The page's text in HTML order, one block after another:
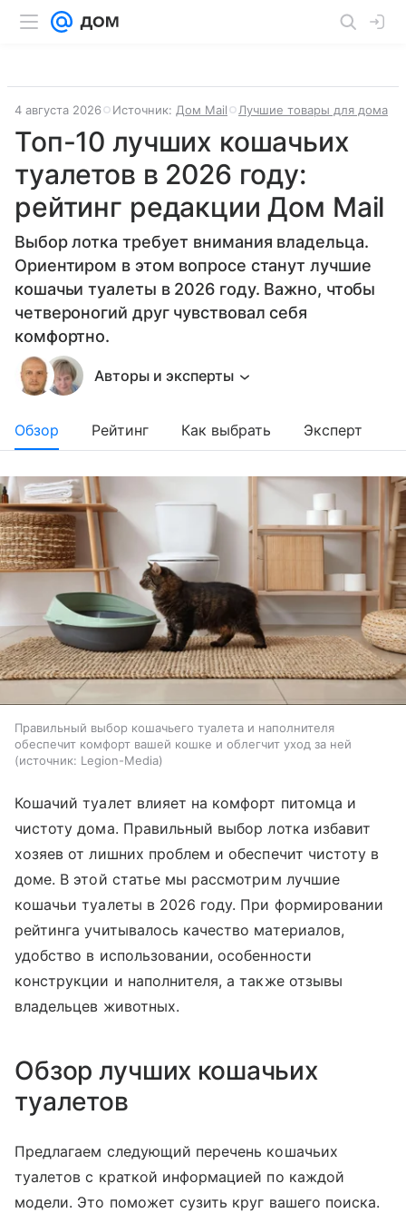
4 августа 2026 Источник: Дом Mail Лучшие товары для дома
Топ-10 лучших кошачьих
туалетов в 2026 году:
рейтинг редакции Дом Mail
Выбор лотка требует внимания владельца.
Ориентиром в этом вопросе станут лучшие
кошачьи туалеты в 2026 году. Важно, чтобы
четвероногий друг чувствовал себя
комфортно.
Авторы и эксперты
Обзор Рейтинг Как выбрать Эксперт
Правильный выбор кошачьего туалета и наполнителя
обеспечит комфорт вашей кошке и облегчит уход за ней
источник: Legion-Media
Кошачий туалет влияет на комфорт питомца и
чистоту дома. Правильный выбор лотка избавит
хозяев от лишних проблем и обеспечит чистоту в
доме. В этой статье мы рассмотрим лучшие
кошачьи туалеты в 2026 году. При формировании
рейтинга учитывалось качество материалов,
удобство в использовании, особенности
конструкции и наполнителя, а также отзывы
владельцев животных.
Обзор лучших кошачьих
туалетов
Предлагаем следующий перечень кошачьих
туалетов с краткой информацией по каждой
модели. Это поможет сузить круг вашего поиска.